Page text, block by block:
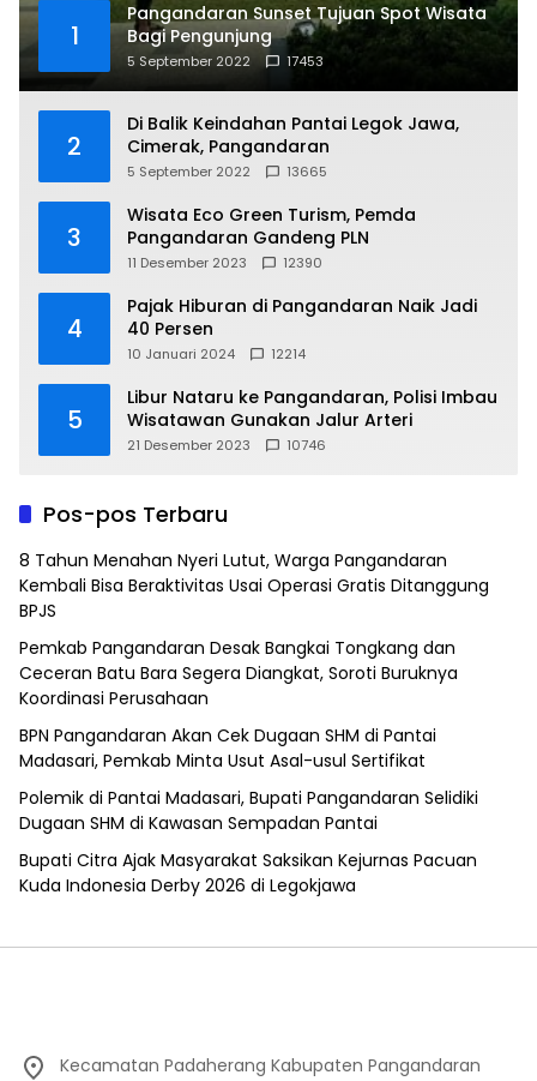
1
Pangandaran Sunset Tujuan Spot Wisata
Bagi Pengunjung
5 September 2022 17453
2
Di Balik Keindahan Pantai Legok Jawa,
Cimerak, Pangandaran
5 September 2022 13665
3
Wisata Eco Green Turism, Pemda
Pangandaran Gandeng PLN
11 Desember 2023 12390
4
Pajak Hiburan di Pangandaran Naik Jadi
40 Persen
10 Januari 2024 12214
5
Libur Nataru ke Pangandaran, Polisi Imbau
Wisatawan Gunakan Jalur Arteri
21 Desember 2023 10746
Pos-pos Terbaru
8 Tahun Menahan Nyeri Lutut, Warga Pangandaran
Kembali Bisa Beraktivitas Usai Operasi Gratis Ditanggung
BPJS
Pemkab Pangandaran Desak Bangkai Tongkang dan
Ceceran Batu Bara Segera Diangkat, Soroti Buruknya
Koordinasi Perusahaan
BPN Pangandaran Akan Cek Dugaan SHM di Pantai
Madasari, Pemkab Minta Usut Asal-usul Sertifikat
Polemik di Pantai Madasari, Bupati Pangandaran Selidiki
Dugaan SHM di Kawasan Sempadan Pantai
Bupati Citra Ajak Masyarakat Saksikan Kejurnas Pacuan
Kuda Indonesia Derby 2026 di Legokjawa
Kecamatan Padaherang Kabupaten Pangandaran